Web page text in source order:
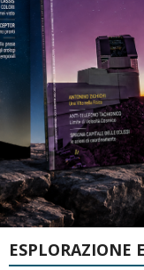
ESPLORAZIONE